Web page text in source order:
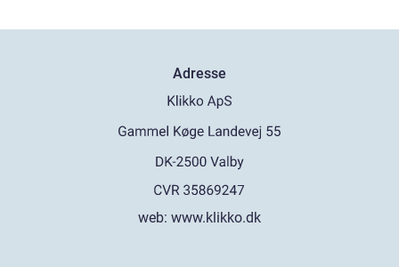
Adresse
web: www.klikko.dk